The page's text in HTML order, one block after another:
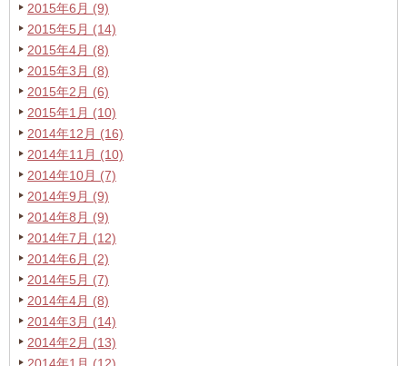
2015年6月 (9)
2015年5月 (14)
2015年4月 (8)
2015年3月 (8)
2015年2月 (6)
2015年1月 (10)
2014年12月 (16)
2014年11月 (10)
2014年10月 (7)
2014年9月 (9)
2014年8月 (9)
2014年7月 (12)
2014年6月 (2)
2014年5月 (7)
2014年4月 (8)
2014年3月 (14)
2014年2月 (13)